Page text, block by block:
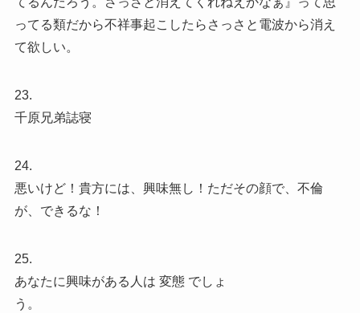
ってる類だから不祥事起こしたらさっさと電波から消え
て欲しい。
23.
千原兄弟誌寝
24.
悪いけど！貴方には、興味無し！ただその顔で、不倫
が、できるな！
25.
あなたに興味がある人は 変態 でしょ
う。